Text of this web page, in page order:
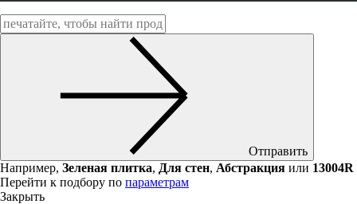
Отправить
Например, Зеленая плитка, Для стен, Абстракция или 13004R
Перейти к подбору по параметрам
Закрыть